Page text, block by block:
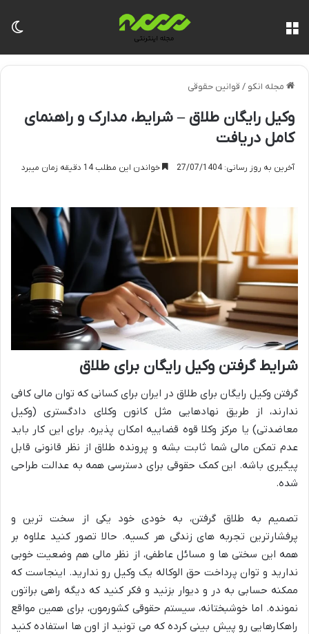
مجله انکو / قوانین حقوقی
وکیل رایگان طلاق – شرایط، مدارک و راهنمای
کامل دریافت
آخرین به روز رسانی: 27/07/1404 خواندن این مطلب 14 دقیقه زمان میبرد
شرایط گرفتن وکیل رایگان برای طلاق
گرفتن وکیل رایگان برای طلاق در ایران برای کسانی که توان مالی کافی
ندارند، از طریق نهادهایی مثل کانون وکلای دادگستری (وکیل
معاضدتی) یا مرکز وکلا قوه قضاییه امکان پذیره. برای این کار باید
عدم تمکن مالی شما ثابت بشه و پرونده طلاق از نظر قانونی قابل
پیگیری باشه. این کمک حقوقی برای دسترسی همه به عدالت طراحی
شده.
تصمیم به طلاق گرفتن، به خودی خود یکی از سخت ترین و
پرفشارترین تجربه های زندگی هر کسیه. حالا تصور کنید علاوه بر
همه این سختی ها و مسائل عاطفی، از نظر مالی هم وضعیت خوبی
ندارید و توان پرداخت حق الوکاله یک وکیل رو ندارید. اینجاست که
ممکنه حسابی به در و دیوار بزنید و فکر کنید که دیگه راهی براتون
نمونده. اما خوشبختانه، سیستم حقوقی کشورمون، برای همین مواقع
راهکارهایی رو پیش بینی کرده که می تونید از اون ها استفاده کنید